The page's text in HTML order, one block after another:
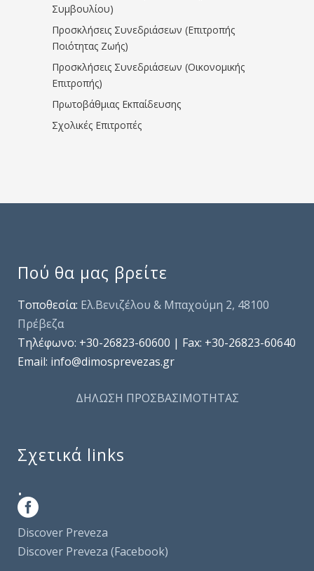
Συμβουλίου)
Προσκλήσεις Συνεδριάσεων (Επιτροπής
Ποιότητας Ζωής)
Προσκλήσεις Συνεδριάσεων (Οικονομικής
Επιτροπής)
Πρωτοβάθμιας Εκπαίδευσης
Σχολικές Επιτροπές
Πού θα μας βρείτε
Τοποθεσία: Ελ.Βενιζέλου & Μπαχούμη 2, 48100
Πρέβεζα
Τηλέφωνo: +30-26823-60600 | Fax: +30-26823-60640
Email: info@dimosprevezas.gr
ΔΗΛΩΣΗ ΠΡΟΣΒΑΣΙΜΟΤΗΤΑΣ
Σχετικά links
.
Discover Preveza
Discover Preveza (Facebook)